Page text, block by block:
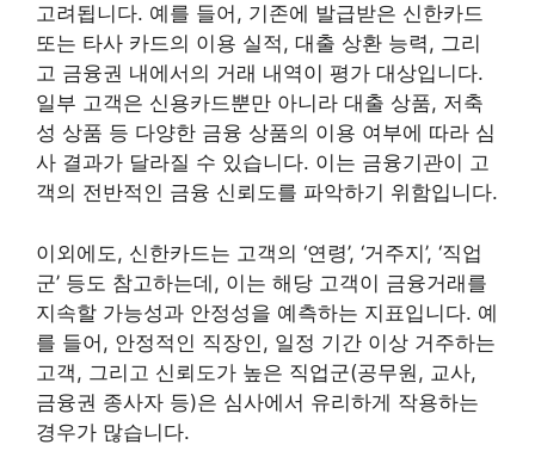
고려됩니다. 예를 들어, 기존에 발급받은 신한카드
또는 타사 카드의 이용 실적, 대출 상환 능력, 그리
고 금융권 내에서의 거래 내역이 평가 대상입니다.
일부 고객은 신용카드뿐만 아니라 대출 상품, 저축
성 상품 등 다양한 금융 상품의 이용 여부에 따라 심
사 결과가 달라질 수 있습니다. 이는 금융기관이 고
객의 전반적인 금융 신뢰도를 파악하기 위함입니다.
이외에도, 신한카드는 고객의 ‘연령’, ‘거주지’, ‘직업
군’ 등도 참고하는데, 이는 해당 고객이 금융거래를
지속할 가능성과 안정성을 예측하는 지표입니다. 예
를 들어, 안정적인 직장인, 일정 기간 이상 거주하는
고객, 그리고 신뢰도가 높은 직업군(공무원, 교사,
금융권 종사자 등)은 심사에서 유리하게 작용하는
경우가 많습니다.